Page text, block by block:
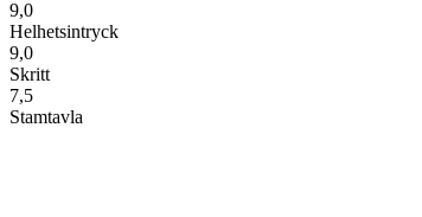
9,0
Helhetsintryck
9,0
Skritt
7,5
Stamtavla